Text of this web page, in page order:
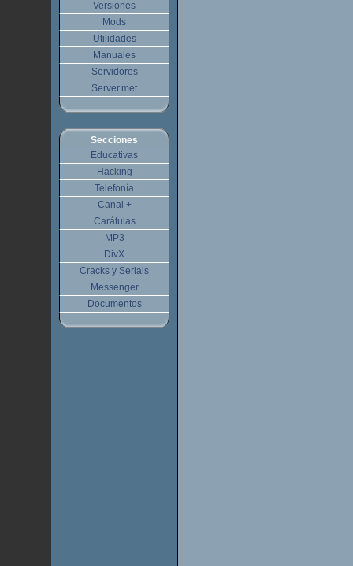
Versiones
Mods
Utilidades
Manuales
Servidores
Server.met
Secciones
Educativas
Hacking
Telefonía
Canal +
Carátulas
MP3
DivX
Cracks y Serials
Messenger
Documentos